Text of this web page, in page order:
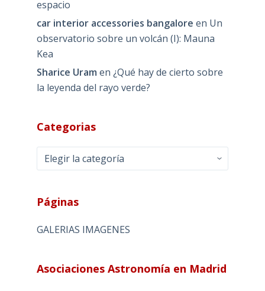
espacio
car interior accessories bangalore en Un
observatorio sobre un volcán (I): Mauna
Kea
Sharice Uram en ¿Qué hay de cierto sobre
la leyenda del rayo verde?
Categorias
Categorias
Páginas
GALERIAS IMAGENES
Asociaciones Astronomía en Madrid